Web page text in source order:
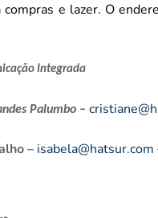
compras e lazer. O
Integrada
Palumbo –
– isabela@hatsur.com